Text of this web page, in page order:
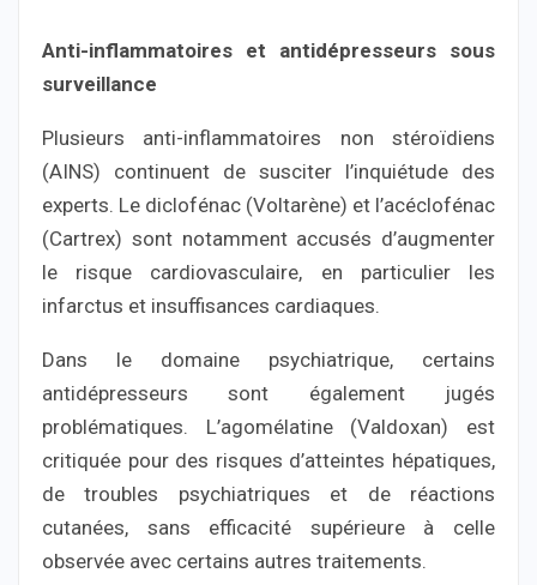
Anti-inflammatoires et antidépresseurs sous
surveillance
Plusieurs anti-inflammatoires non stéroïdiens
(AINS) continuent de susciter l’inquiétude des
experts. Le diclofénac (Voltarène) et l’acéclofénac
(Cartrex) sont notamment accusés d’augmenter
le risque cardiovasculaire, en particulier les
infarctus et insuffisances cardiaques.
Dans le domaine psychiatrique, certains
antidépresseurs sont également jugés
problématiques. L’agomélatine (Valdoxan) est
critiquée pour des risques d’atteintes hépatiques,
de troubles psychiatriques et de réactions
cutanées, sans efficacité supérieure à celle
observée avec certains autres traitements.